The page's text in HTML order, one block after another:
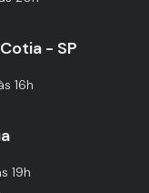
- SP
16h
19h